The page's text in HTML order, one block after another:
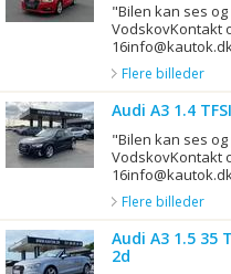
"Bilen kan ses
VodskovKontakt
Flere billeder
Audi A3 1.4
"Bilen kan ses
VodskovKontakt
Flere billeder
Audi A3 1.5 35
2d